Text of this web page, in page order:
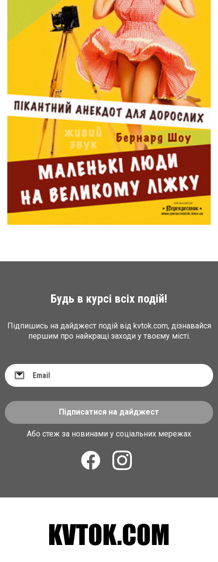
Будь в курсі всіх подій!
Підпишись на дайджест подій від kvtok.com, дізнавайся
першим про найкращі заходи у твоєму місті.
Підписатися на дайджест
Або стеж за новинами у соціальних мережах